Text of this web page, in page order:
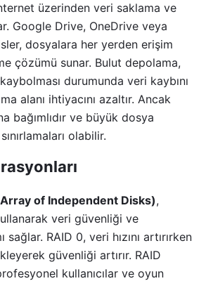
üzerinden veri saklama ve
Google Drive, OneDrive veya
dosyalara her yerden erişim
çözümü sunar. Bulut depolama,
durumunda veri kaybını
alanı ihtiyacını azaltır. Ancak
bağımlıdır ve büyük dosya
olabilir.
of Independent Disks),
veri güvenliği ve
sağlar. RAID 0, veri hızını artırırken
güvenliği artırır. RAID
kullanıcılar ve oyun